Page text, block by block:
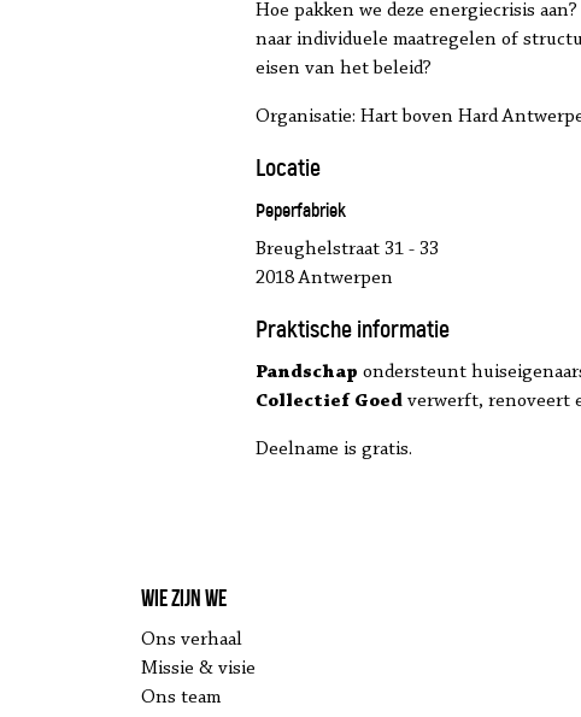
Hoe pakken we deze energiecrisis
naar individuele maatregelen of
eisen van het beleid?
Organisatie: Hart boven Hard
Locatie
Peperfabriek
Breughelstraat 31 - 33
2018 Antwerpen
Praktische informatie
Pandschap ondersteunt
Collectief Goed verwerft, renoveert
Deelname is gratis.
Wie zijn we
Ons verhaal
Missie & visie
Ons team